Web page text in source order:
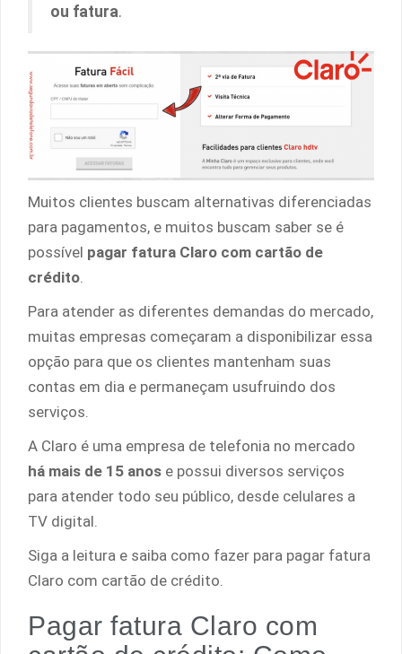
ou fatura.
Muitos clientes buscam alternativas diferenciadas
para pagamentos, e muitos buscam saber se é
possível pagar fatura Claro com cartão de
crédito.
Para atender as diferentes demandas do mercado,
muitas empresas começaram a disponibilizar essa
opção para que os clientes mantenham suas
contas em dia e permaneçam usufruindo dos
serviços.
A Claro é uma empresa de telefonia no mercado
há mais de 15 anos e possui diversos serviços
para atender todo seu público, desde celulares a
TV digital.
Siga a leitura e saiba como fazer para pagar fatura
Claro com cartão de crédito.
Pagar fatura Claro com